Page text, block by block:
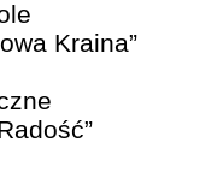
Kraina”